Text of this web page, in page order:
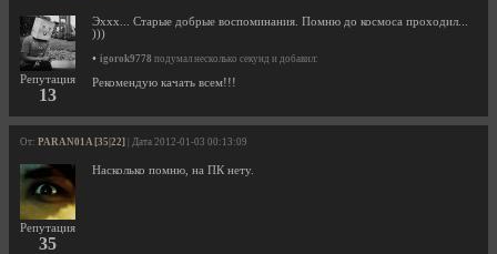
Репутация
13
Эххх... Старые добрые воспоминания. Помню до космоса проходил...
)))
• igorok9778 подумал несколько секунд и добавил:
Рекомендую качать всем!!!
От: PARAN01A [35|22] | Дата 2012-01-03 00:13:09
Репутация
35
Насколько помню, на ПК нету.